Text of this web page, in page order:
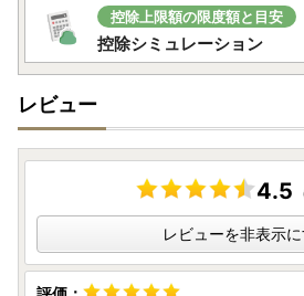
※「グランメゾン東京」・・・ 主人
ストランを目指す物語
【お問い合わせ】
燕市役所総務課 ふるさと納税係
電話番号 0256-77-8301 または
受付時間 9時00分～17時00分(土曜
始を除く)
住所 〒959-0295 新潟県燕市吉田
控除上限額の限度額と目安
控除シミュレーション
レビュー
4.5
レビューを非表示